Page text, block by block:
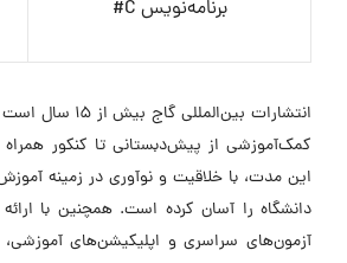
برنامه‌نویس C#
انتشارات
کمک‌آموزشی از پیش‌دبستانی تا کنکور
این مدت، با خلاقیت و نوآوری در زمینه
دانشگاه را آسان کرده است. همچنین با
آزمون‌های سراسری و اپلیکیشن‌های آموزشی،